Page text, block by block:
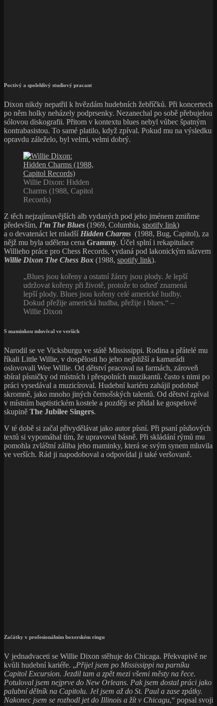
Poctivý a spolehlivý studiový pracant
Dixon nikdy nepatřil k hvězdám hudebních žebříčků. Při koncertech
po něm holky neházely podprsenky. Nezanechal po sobě přebujelou
sólovou diskografii. Přitom v kontextu blues nebyl vůbec špatným
kontrabasistou. To samé platilo, když zpíval. Pokud mu na výsledku
opravdu záleželo, byl velmi, velmi dobrý.
Willie Dixon: Hidden
Charms (1988, Capitol
Records)
Z těch nejzajímavějších alb vydaných pod jeho jménem zmiňme
především, I’m The Blues (1969, Columbia, spotify link)
a o devatenáct let mladší Hidden Charms (1988, Bug, Capitol), za
nějž mu byla udělena cena Grammy. Účel splní i rekapitulace
Willieho práce pro Chess Records, vydaná pod lakonickým názvem
Willie Dixon The Chess Box (1988, spotify link).
„Blues jsou kořeny a ostatní žánry jsou plody. Je lepší
udržovat kořeny při životě, protože to odteď znamená
lepší plody. Blues jsou kořeny celé americké hudby.
Dokud přežije americká hudba, přežije i blues.“ –
Willie Dixon
S maminkou mluvíval ve verších
Narodil se ve Vicksburgu ve státě Mississippi. Rodina a přátelé mu
říkali Little Willie, v dospělosti ho jeho nejbližší a kamarádi
oslovovali Wee Willie. Od dětství pracoval na farmách, zároveň
sbíral písničky od místních i přespolních muzikantů. často s nimi po
práci vysedával a muzicíroval. Hudební kariéru zahájil podobně
skromně, jako mnoho jiných černošských talentů. Od dětství zpíval
v místním baptistickém kostele a později se přidal ke gospelové
skupině The Jubilee Singers.
V té době si začal přivydělávat jako autor písní. Při psaní písňových
textů si vypomáhal tím, že upravoval básně. Při skládání rýmů mu
pomohla zvláštní záliba jeho maminky, která se svým synem mluvila
ve verších. Rád ji napodoboval a odpovídal ji také veršovaně.
Začátky v profesionálním boxerském ringu
V jednadvaceti se Willie Dixon stěhuje do Chicaga. Překvapivě ne
kvůli hudební kariéře. „Přijel jsem po Mississippi na parníku
Capitol Excursion. Jezdil tam a zpět mezi všemi městy na řece.
Potuloval jsem nejprve do New Orleans. Pak jsem dostal práci jako
palubní dělník na Capitolu. Jel jsem až do St. Paul a zase zpátky.
Nakonec jsem se rozhodl jet do Illinois a žít v Chicagu,“ popsal svoji